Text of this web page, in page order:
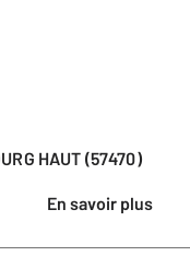
HAUT (57470)
En savoir plus